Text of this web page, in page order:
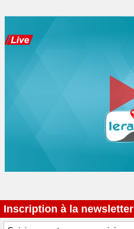
Inscription à la newsletter